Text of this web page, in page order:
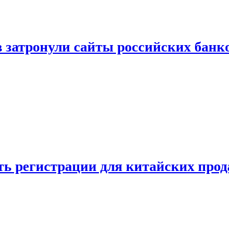
сайты российских
регистрации для китайских